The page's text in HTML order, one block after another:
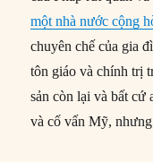
một nhà nước cộng
chuyên chế của gia
tôn giáo và chính trị
sản còn lại và bất
và cố vấn Mỹ,